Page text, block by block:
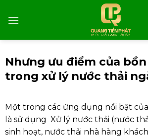
Nhưng ưu điểm của
trong xử lý nước thải
Một trong các ứng dụng nổi bật
là sử dụng Xử lý nước thải (nước
sinh hoạt, nước thải nhà hàng